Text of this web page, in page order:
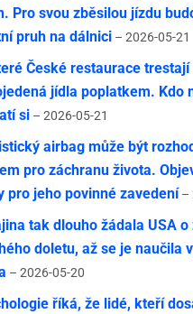
Pro svou zběsilou jízdu
pruh na dálnici – 2026-05-21
České restaurace trestají
jídla poplatkem. Kdo
si – 2026-05-21
airbag může být
pro záchranu života.
pro jeho povinné zavedení –
tak dlouho žádala USA o
doletu, až se je naučila
– 2026-05-20
říká, že lidé, kteří